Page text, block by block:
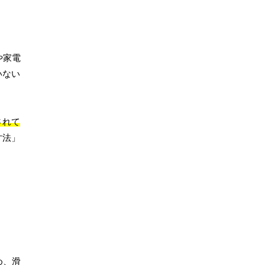
家電
ない
れて
」
、滑